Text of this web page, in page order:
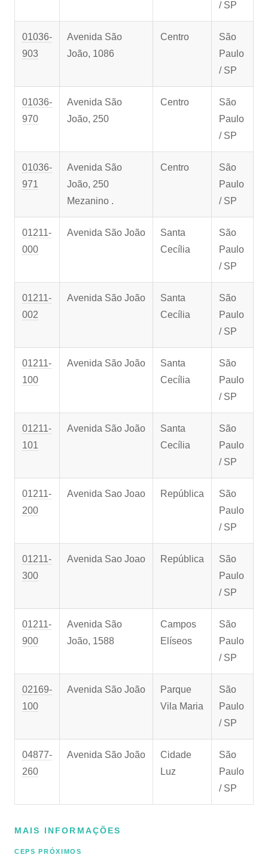
/ SP
01036-
903
Avenida São
João, 1086
Centro
São
Paulo
/ SP
01036-
970
Avenida São
João, 250
Centro
São
Paulo
/ SP
01036-
971
Avenida São
João, 250
Mezanino .
Centro
São
Paulo
/ SP
01211-
000
Avenida São João
Santa
Cecília
São
Paulo
/ SP
01211-
002
Avenida São João
Santa
Cecília
São
Paulo
/ SP
01211-
100
Avenida São João
Santa
Cecília
São
Paulo
/ SP
01211-
101
Avenida São João
Santa
Cecília
São
Paulo
/ SP
01211-
200
Avenida Sao Joao República
São
Paulo
/ SP
01211-
300
Avenida Sao Joao República
São
Paulo
/ SP
01211-
900
Avenida São
João, 1588
Campos
Elíseos
São
Paulo
/ SP
02169-
100
Avenida São João
Parque
Vila Maria
São
Paulo
/ SP
04877-
260
Avenida São João
Cidade
Luz
São
Paulo
/ SP
MAIS INFORMAÇÕES
CEPS PRÓXIMOS